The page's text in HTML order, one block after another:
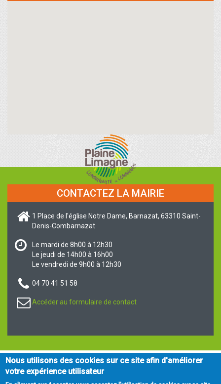
CONTACTEZ LA MAIRIE
1 Place de l'église Notre Dame, Barnazat, 63310 Saint-
Denis-Combarnazat
Le mardi de 8h00 à 12h30
Le jeudi de 14h00 à 16h00
Le vendredi de 9h00 à 12h30
04 70 41 51 58
Accéder au formulaire de contact
Contact Notre commune
Nous utilisons des cookies sur ce site afin d'améliorer
votre expérience utilisateur